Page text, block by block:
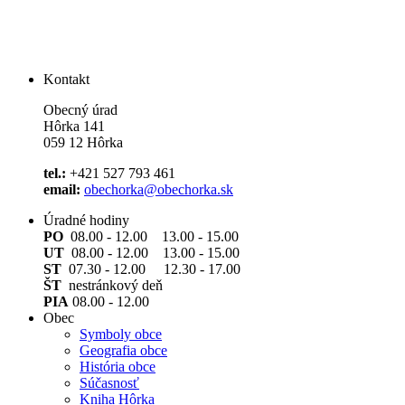
Kontakt
Obecný úrad
Hôrka 141
059 12 Hôrka
tel.: +421 527 793 461
email: obechorka@obechorka.sk
Úradné hodiny
PO 08.00 - 12.00 13.00 - 15.00
UT 08.00 - 12.00 13.00 - 15.00
ST 07.30 - 12.00 12.30 - 17.00
ŠT nestránkový deň
PIA 08.00 - 12.00
Obec
Symboly obce
Geografia obce
História obce
Súčasnosť
Kniha Hôrka